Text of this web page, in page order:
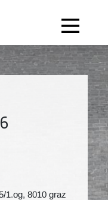
1.og, 8010 graz